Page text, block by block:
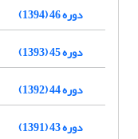
دوره 46 (1394)
دوره 45 (1393)
دوره 44 (1392)
دوره 43 (1391)